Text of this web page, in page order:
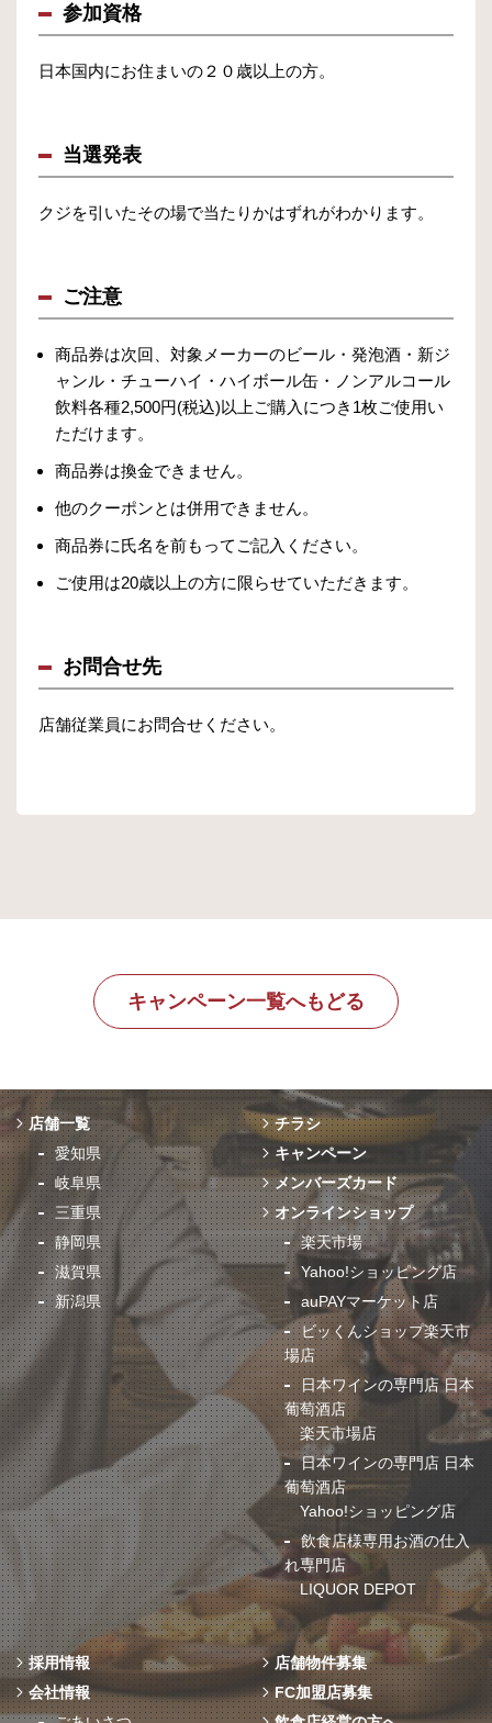
参加資格
日本国内にお住まいの２０歳以上の方。
当選発表
クジを引いたその場で当たりかはずれがわかります。
ご注意
商品券は次回、対象メーカーのビール・発泡酒・新ジ
ャンル・チューハイ・ハイボール缶・ノンアルコール
飲料各種2,500円(税込)以上ご購入につき1枚ご使用い
ただけます。
商品券は換金できません。
他のクーポンとは併用できません。
商品券に氏名を前もってご記入ください。
ご使用は20歳以上の方に限らせていただきます。
お問合せ先
店舗従業員にお問合せください。
キャンペーン一覧へもどる
店舗一覧
愛知県
岐阜県
三重県
静岡県
滋賀県
新潟県
チラシ
キャンペーン
メンバーズカード
オンラインショップ
楽天市場
Yahoo!ショッピング店
auPAYマーケット店
ビッくんショップ楽天市
場店
日本ワインの専門店 日本
葡萄酒店
楽天市場店
日本ワインの専門店 日本
葡萄酒店
Yahoo!ショッピング店
飲食店様専用お酒の仕入
れ専門店
LIQUOR DEPOT
採用情報
会社情報
店舗物件募集
FC加盟店募集